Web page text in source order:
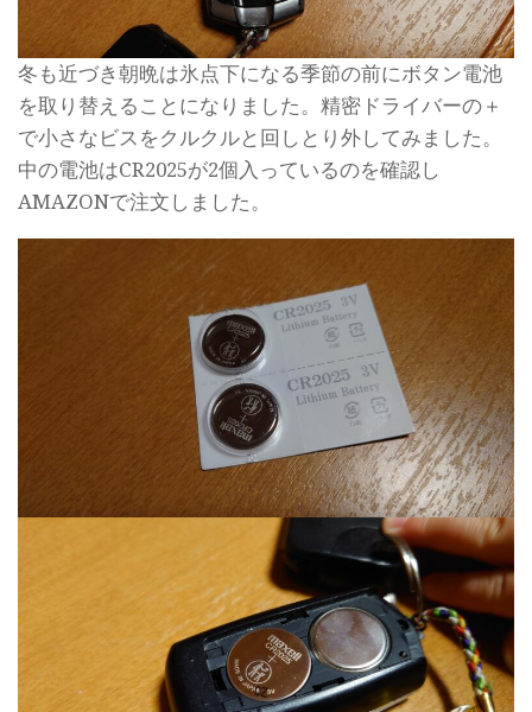
冬も近づき朝晩は氷点下になる季節の前にボタン電池
を取り替えることになりました。精密ドライバーの＋
で小さなビスをクルクルと回しとり外してみました。
中の電池はCR2025が2個入っているのを確認し
AMAZONで注文しました。